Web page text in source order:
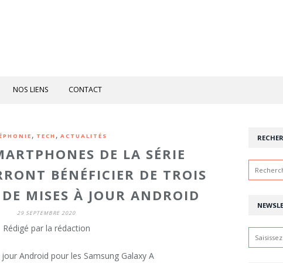
NOS LIENS CONTACT
, TECH , ACTUALITÉS
DE LA SÉRIE
BÉNÉFICIER DE TROIS
MISES À JOUR ANDROID
29 SEPTEMBRE 2020
Rédigé par la rédaction